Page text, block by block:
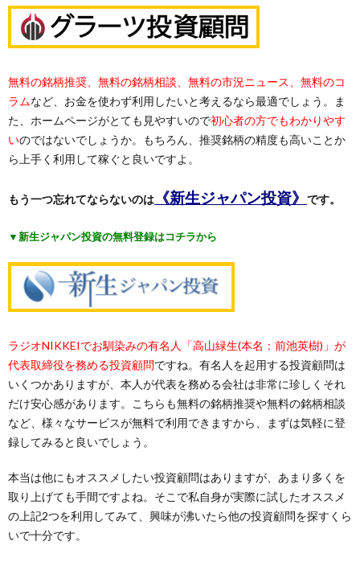
無料の銘柄推奨、無料の銘柄相談、無料の市況ニュース、無料のコ
ラムなど、お金を使わず利用したいと考えるなら最適でしょう。ま
た、ホームページがとても見やすいので初心者の方でもわかりやす
いのではないでしょうか。もちろん、推奨銘柄の精度も高いことか
ら上手く利用して稼ぐと良いですよ。
もう一つ忘れてならないのは 《新生ジャパン投資》 です。
▼新生ジャパン投資の無料登録はコチラから
ラジオNIKKEIでお馴染みの有名人「高山緑生(本名：前池英樹)」が
代表取締役を務める投資顧問ですね。有名人を起用する投資顧問は
いくつかありますが、本人が代表を務める会社は非常に珍しくそれ
だけ安心感があります。こちらも無料の銘柄推奨や無料の銘柄相談
など、様々なサービスが無料で利用できますから、まずは気軽に登
録してみると良いでしょう。
本当は他にもオススメしたい投資顧問はありますが、あまり多くを
取り上げても手間ですよね。そこで私自身が実際に試したオススメ
の上記2つを利用してみて、興味が沸いたら他の投資顧問を探すくら
いで十分です。